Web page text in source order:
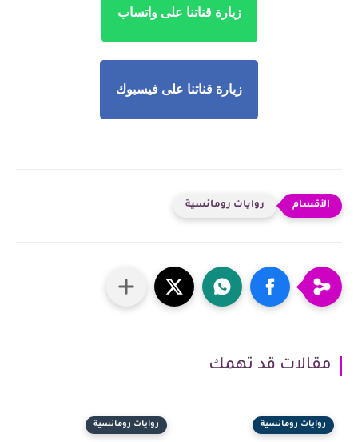
زيارة قناتنا على واتساب
زيارة قناتنا على فيسبوك
روايات رومانسية
مقالات قد تهمك
روايات رومانسية روايات رومانسية